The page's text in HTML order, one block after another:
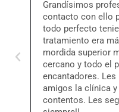
Grandísimos
contacto con ello
todo perfecto
tratamiento era
mordida superior
cercano y todo el
encantadores.
amigos la clínica
contentos. Les